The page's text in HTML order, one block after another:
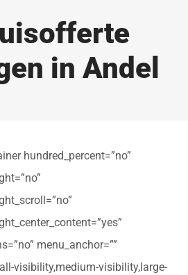
in Andel
hundred_percent=”no”
menu_anchor=””
visibility,medium-visibility,large-